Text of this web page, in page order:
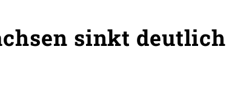
sinkt deutlich